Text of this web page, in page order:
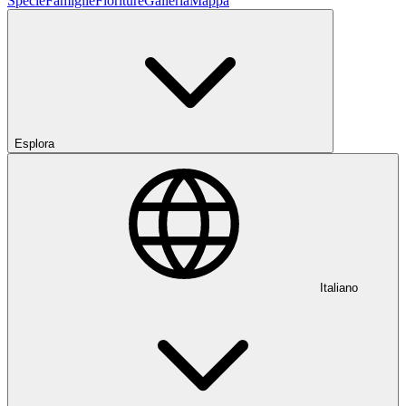
Esplora
Italiano